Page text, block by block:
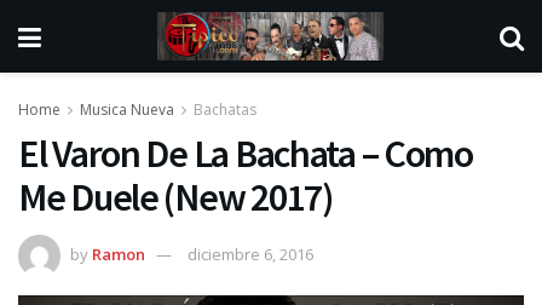
Home Musica Nueva Bachatas
El Varon De La Bachata – Como
Me Duele (New 2017)
by Ramon diciembre 6, 2016